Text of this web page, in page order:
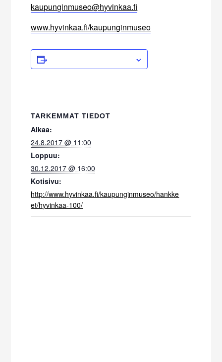
kaupunginmuseo@hyvinkaa.fi
www.hyvinkaa.fi/kaupunginmuseo
TARKEMMAT TIEDOT
Alkaa:
24.8.2017 @ 11:00
Loppuu:
30.12.2017 @ 16:00
Kotisivu:
http://www.hyvinkaa.fi/kaupunginmuseo/hankke
et/hyvinkaa-100/